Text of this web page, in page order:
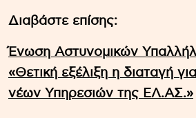
Διαβάστε επίσης:
Ένωση Αστυνομικών
«Θετική εξέλιξη η διαταγή
νέων Υπηρεσιών της ΕΛ.ΑΣ.»